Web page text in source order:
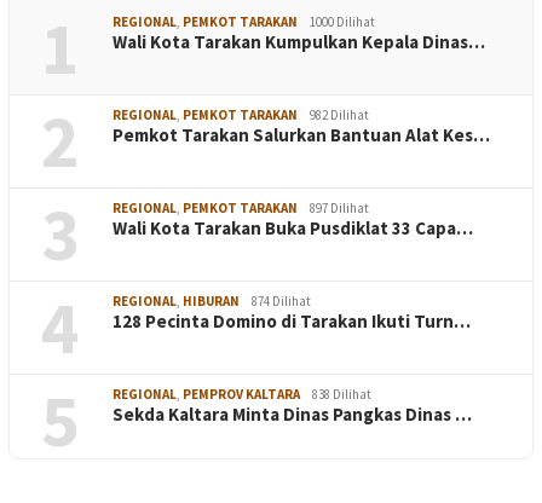
1 REGIONAL PEMKOT TARAKAN 1000 Dilihat
Wali Kota Tarakan Kumpulkan Kepala Dinas…
2 REGIONAL PEMKOT TARAKAN 982 Dilihat
Pemkot Tarakan Salurkan Bantuan Alat Kes…
3 REGIONAL PEMKOT TARAKAN 897 Dilihat
Wali Kota Tarakan Buka Pusdiklat 33 Capa…
4 REGIONAL HIBURAN 874 Dilihat
128 Pecinta Domino di Tarakan Ikuti Turn…
5 REGIONAL PEMPROV KALTARA 838 Dilihat
Sekda Kaltara Minta Dinas Pangkas Dinas …